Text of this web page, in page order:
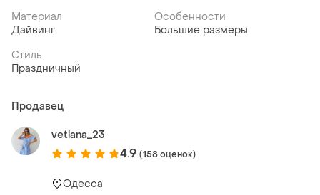
Материал
Дайвинг
Особенности
Большие размеры
Стиль
Праздничный
Продавец
vetlana_23
4.9 (158 оценок)
Одесса